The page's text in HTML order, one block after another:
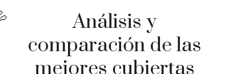
Análisis y
comparación de las
mejores cubiertas